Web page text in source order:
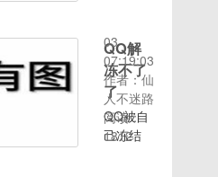
一脸懵的
我开始解
封之路，
多次短信
验证、人
脸识别解
经常半夜
醒了去偷
菜，很多
回忆也都
发说说，
不过现在
QQ解
冻不了
了
QQ被自
己冻结
03
07:19:03
作者：仙
人不迷路
阅读：
1812